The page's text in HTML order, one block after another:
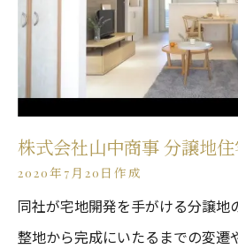
株式会社山中商事 分譲地
2020年7月20日作成
同社が宅地開発を手がける分譲地
整地から完成にいたるまでの変遷